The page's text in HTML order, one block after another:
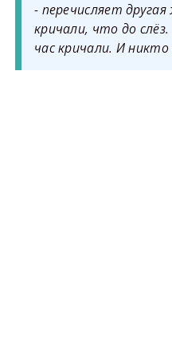
- перечисляет
кричали, что до
час кричали. И никто